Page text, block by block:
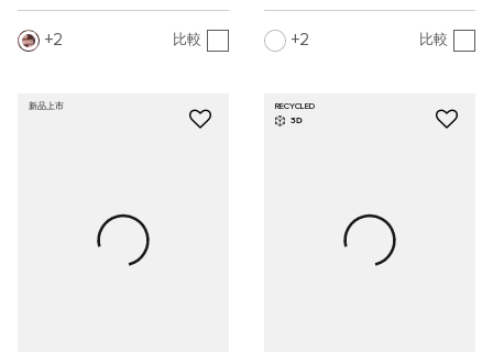
2 比較 2 比較
新品上市 RECYCLED
3D